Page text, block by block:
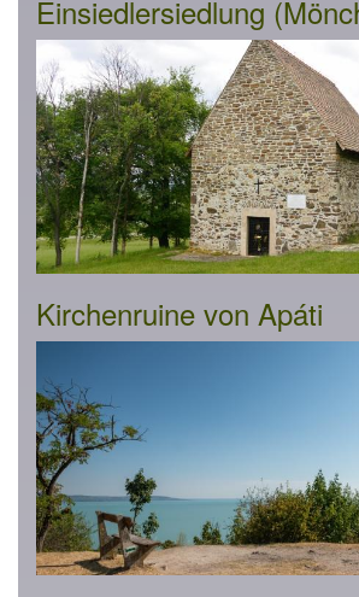
Einsiedlersiedlung
Kirchenruine von Apáti